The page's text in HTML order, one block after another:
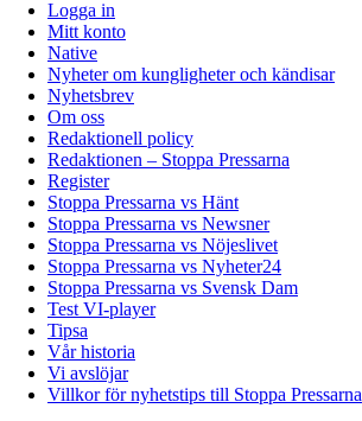
Logga in
Mitt konto
Native
Nyheter om kungligheter och kändisar
Nyhetsbrev
Om oss
Redaktionell policy
Redaktionen – Stoppa Pressarna
Register
Stoppa Pressarna vs Hänt
Stoppa Pressarna vs Newsner
Stoppa Pressarna vs Nöjeslivet
Stoppa Pressarna vs Nyheter24
Stoppa Pressarna vs Svensk Dam
Test VI-player
Tipsa
Vår historia
Vi avslöjar
Villkor för nyhetstips till Stoppa Pressarna